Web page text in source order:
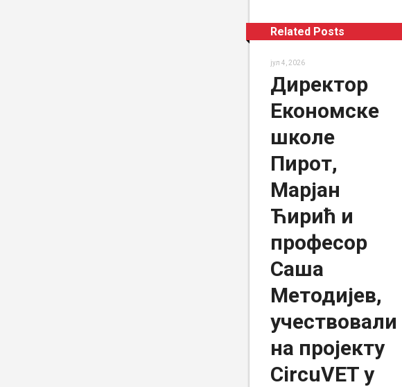
Related Posts
јул 4, 2026
Директор
Економске
школе
Пирот,
Марјан
Ћирић и
професор
Саша
Методијев,
учествовали
на пројекту
CircuVET у